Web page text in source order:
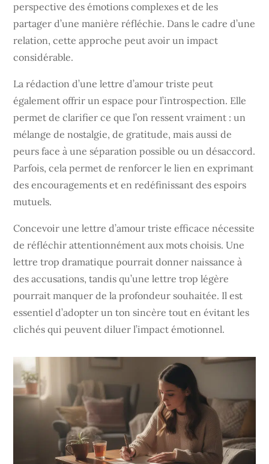
perspective des émotions complexes et de les
partager d’une manière réfléchie. Dans le cadre d’une
relation, cette approche peut avoir un impact
considérable.
La rédaction d’une lettre d’amour triste peut
également offrir un espace pour l’introspection. Elle
permet de clarifier ce que l’on ressent vraiment : un
mélange de nostalgie, de gratitude, mais aussi de
peurs face à une séparation possible ou un désaccord.
Parfois, cela permet de renforcer le lien en exprimant
des encouragements et en redéfinissant des espoirs
mutuels.
Concevoir une lettre d’amour triste efficace nécessite
de réfléchir attentionnément aux mots choisis. Une
lettre trop dramatique pourrait donner naissance à
des accusations, tandis qu’une lettre trop légère
pourrait manquer de la profondeur souhaitée. Il est
essentiel d’adopter un ton sincère tout en évitant les
clichés qui peuvent diluer l’impact émotionnel.